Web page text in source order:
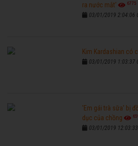
ra nước mắt'
6775
03/01/2019 2:04:06
Kim Kardashian có
03/01/2019 1:03:37
'Em gái trà sữa' bị
dục của chồng
03/01/2019